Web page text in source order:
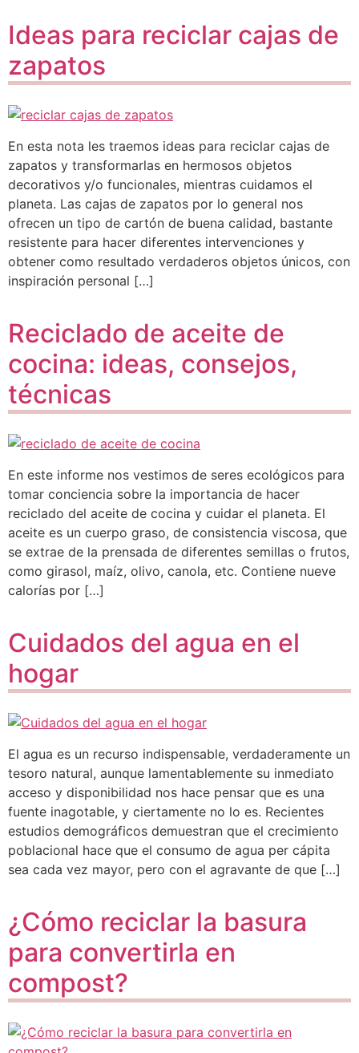
Ideas para reciclar cajas de
zapatos
En esta nota les traemos ideas para reciclar cajas de
zapatos y transformarlas en hermosos objetos
decorativos y/o funcionales, mientras cuidamos el
planeta. Las cajas de zapatos por lo general nos
ofrecen un tipo de cartón de buena calidad, bastante
resistente para hacer diferentes intervenciones y
obtener como resultado verdaderos objetos únicos, con
inspiración personal […]
Reciclado de aceite de
cocina: ideas, consejos,
técnicas
En este informe nos vestimos de seres ecológicos para
tomar conciencia sobre la importancia de hacer
reciclado del aceite de cocina y cuidar el planeta. El
aceite es un cuerpo graso, de consistencia viscosa, que
se extrae de la prensada de diferentes semillas o frutos,
como girasol, maíz, olivo, canola, etc. Contiene nueve
calorías por […]
Cuidados del agua en el
hogar
El agua es un recurso indispensable, verdaderamente un
tesoro natural, aunque lamentablemente su inmediato
acceso y disponibilidad nos hace pensar que es una
fuente inagotable, y ciertamente no lo es. Recientes
estudios demográficos demuestran que el crecimiento
poblacional hace que el consumo de agua per cápita
sea cada vez mayor, pero con el agravante de que […]
¿Cómo reciclar la basura
para convertirla en
compost?